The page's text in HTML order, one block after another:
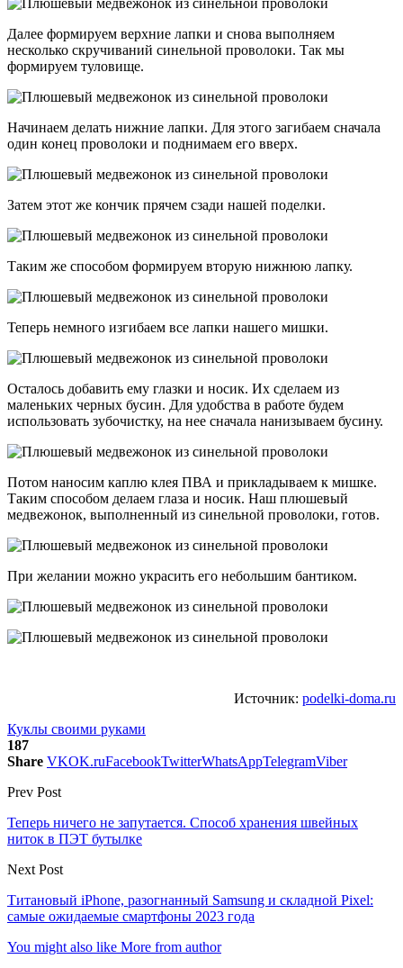
Далее формируем верхние лапки и снова выполняем
несколько скручиваний синельной проволоки. Так мы
формируем туловище.
Начинаем делать нижние лапки. Для этого загибаем сначала
один конец проволоки и поднимаем его вверх.
Затем этот же кончик прячем сзади нашей поделки.
Таким же способом формируем вторую нижнюю лапку.
Теперь немного изгибаем все лапки нашего мишки.
Осталось добавить ему глазки и носик. Их сделаем из
маленьких черных бусин. Для удобства в работе будем
использовать зубочистку, на нее сначала нанизываем бусину.
Потом наносим каплю клея ПВА и прикладываем к мишке.
Таким способом делаем глаза и носик. Наш плюшевый
медвежонок, выполненный из синельной проволоки, готов.
При желании можно украсить его небольшим бантиком.
Источник: podelki-doma.ru
Куклы своими руками
187
Share VKOK.ruFacebookTwitterWhatsAppTelegramViber
Prev Post
Теперь ничего не запутается. Способ хранения швейных
ниток в ПЭТ бутылке
Next Post
Титановый iPhone, разогнанный Samsung и складной Pixel:
самые ожидаемые смартфоны 2023 года
You might also like More from author